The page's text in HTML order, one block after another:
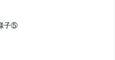
子⑤